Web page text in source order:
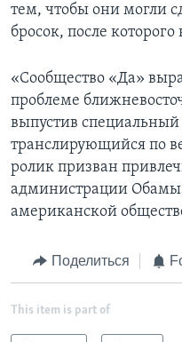
тем, чтобы они могли
бросок, после
«Сообщество «Да»
проблеме
выпустив
транслирующийся по
ролик призван
администрации
американской
Поделиться
This item is part of